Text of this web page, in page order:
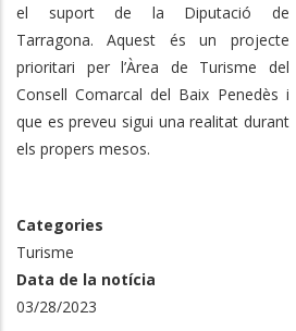
el suport de la Diputació de
Tarragona. Aquest és un projecte
prioritari per l’Àrea de Turisme del
Consell Comarcal del Baix Penedès i
que es preveu sigui una realitat durant
els propers mesos.
Categories
Turisme
Data de la notícia
03/28/2023